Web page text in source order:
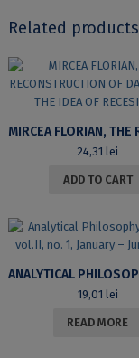
Related products
24,31lei
ADD TO CART
19,01 lei
READ MORE